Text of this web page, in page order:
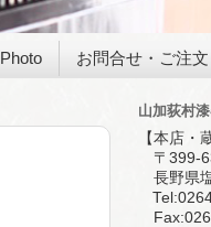
Photo お問合せ・ご注文
山加荻村
【本店・
〒399-
長野県